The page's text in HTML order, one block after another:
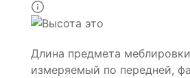
Длина предмета
измеряемый по передней,